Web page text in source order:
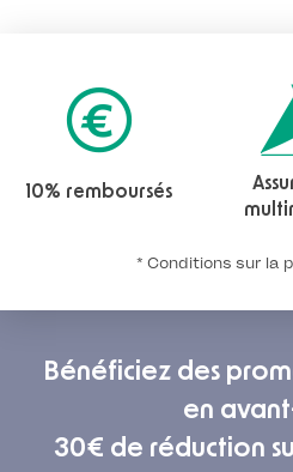
10% remboursés
* Conditions sur la
Bénéficiez des
en
30€ de réduction